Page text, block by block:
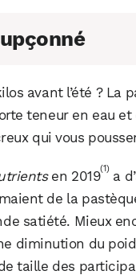
avant l’été ? La
teneur en eau
qui vous
en 2019(1) a
de la
satiété. Mieux
diminution du
taille des